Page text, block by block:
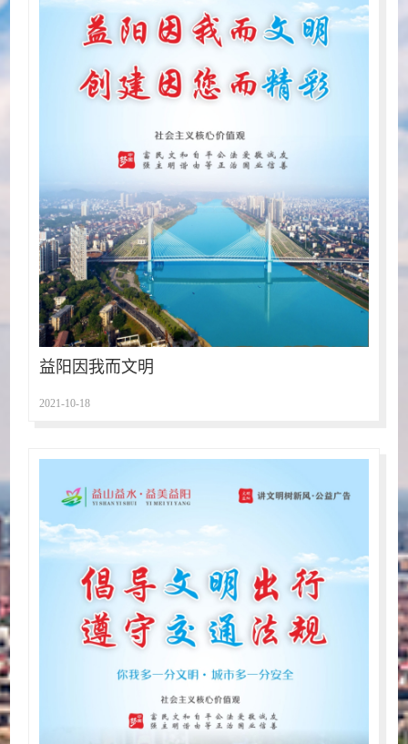
益阳因我而文明
2021-10-18